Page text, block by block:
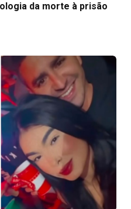
da morte à prisão